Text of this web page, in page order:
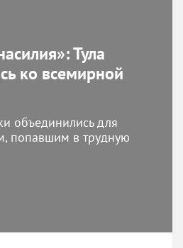
Тула
ко всемирной
объединились для
попавшим в трудную